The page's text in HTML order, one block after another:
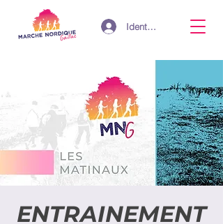
Identifiant
ENTRAINEMENT